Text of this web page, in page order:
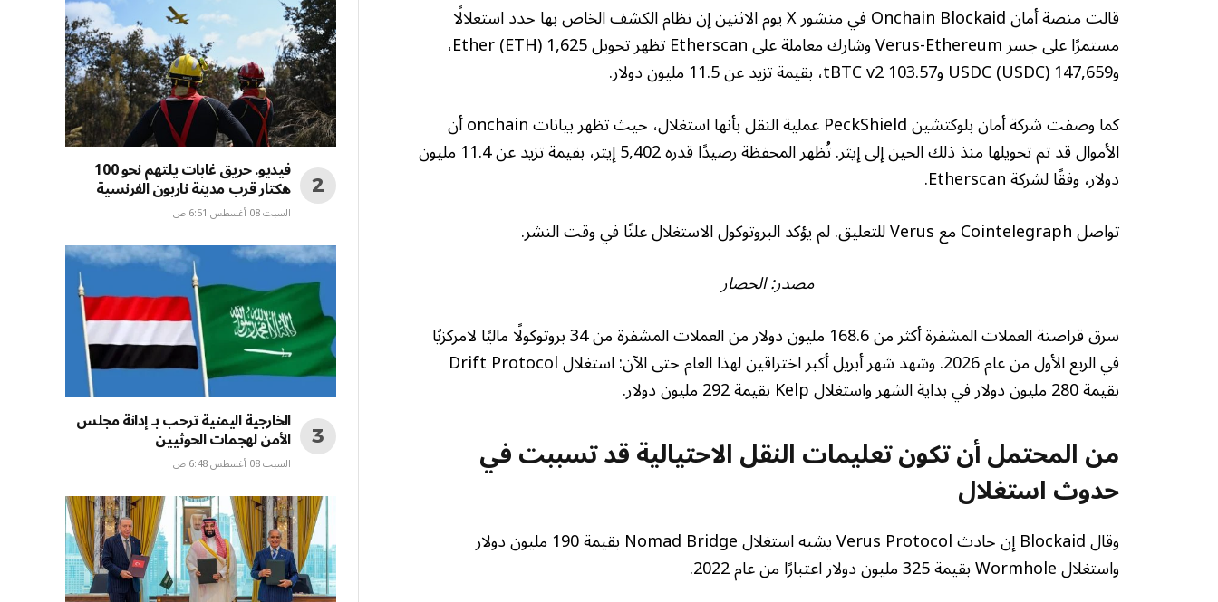
قالت منصة أمان Onchain Blockaid في منشور X يوم الاثنين إن نظام الكشف الخاص بها حدد استغلالًا
مستمرًا على جسر Verus-Ethereum وشارك معاملة على Etherscan تظهر تحويل 1,625 Ether (ETH)،
و147,659 USDC (USDC) و103.57 tBTC v2، بقيمة تزيد عن 11.5 مليون دولار.
كما وصفت شركة أمان بلوكتشين PeckShield عملية النقل بأنها استغلال، حيث تظهر بيانات onchain أن
الأموال قد تم تحويلها منذ ذلك الحين إلى إيثر. تُظهر المحفظة رصيدًا قدره 5,402 إيثر، بقيمة تزيد عن 11.4 مليون
دولار، وفقًا لشركة Etherscan.
تواصل Cointelegraph مع Verus للتعليق. لم يؤكد البروتوكول الاستغلال علنًا في وقت النشر.
مصدر:الحصار
سرق قراصنة العملات المشفرة أكثر من 168.6 مليون دولار من العملات المشفرة من 34 بروتوكولًا ماليًا لامركزيًا
في الربع الأول من عام 2026. وشهد شهر أبريل أكبر اختراقين لهذا العام حتى الآن: استغلال Drift Protocol
بقيمة 280 مليون دولار في بداية الشهر واستغلال Kelp بقيمة 292 مليون دولار.
من المحتمل أن تكون تعليمات النقل الاحتيالية قد تسببت في
حدوث استغلال
وقال Blockaid إن حادث Verus Protocol يشبه استغلال Nomad Bridge بقيمة 190 مليون دولار
واستغلال Wormhole بقيمة 325 مليون دولار اعتبارًا من عام 2022.
فيديو. حريق غابات يلتهم نحو 100
هكتار قرب مدينة ناربون الفرنسية
السبت 08 أغسطس 6:51 ص
الخارجية اليمنية ترحب بـ إدانة مجلس
الأمن لهجمات الحوثيين
السبت 08 أغسطس 6:48 ص